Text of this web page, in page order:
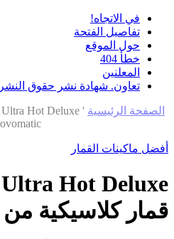
في الاتجاه!
تفاصيل الفتحة
حول الموقع
خطأ 404
المعلنين
تعاون. شهادة نشر حقوق النشر
الصفحة الرئيسية '
أفضل ماكينات القمار
قمار كلاسيكية من Novomatic.